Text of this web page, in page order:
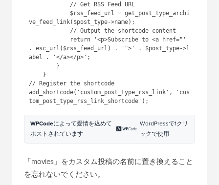
ve_feed_link($post_type->name);
. esc_url($rss_feed_url) . '">' . $post_type->l
abel . '</a></p>';
// Register the shortcode
add_shortcode('custom_post_type_rss_link', 'cus
WPCodeによって愛情を込めて
ホストされています
WordPressで1クリ
ックで使用
「movies」をカスタム投稿の名前に置き換えること
を忘れないでください。